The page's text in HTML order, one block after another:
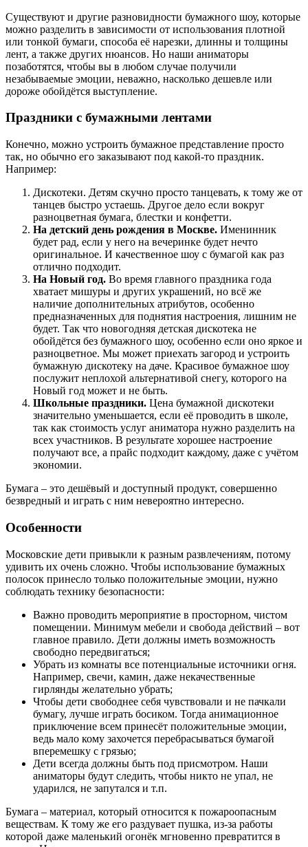
Существуют и другие разновидности бумажного шоу, которые
можно разделить в зависимости от использования плотной
или тонкой бумаги, способа её нарезки, длинны и толщины
лент, а также других нюансов. Но наши аниматоры
позаботятся, чтобы вы в любом случае получили
незабываемые эмоции, неважно, насколько дешевле или
дороже обойдётся выступление.
Праздники с бумажными лентами
Конечно, можно устроить бумажное представление просто
так, но обычно его заказывают под какой-то праздник.
Например:
Дискотеки. Детям скучно просто танцевать, к тому же от
танцев быстро устаешь. Другое дело если вокруг
разноцветная бумага, блестки и конфетти.
На детский день рождения в Москве. Именинник
будет рад, если у него на вечеринке будет нечто
оригинальное. И качественное шоу с бумагой как раз
отлично подходит.
На Новый год. Во время главного праздника года
хватает мишуры и других украшений, но всё же
наличие дополнительных атрибутов, особенно
предназначенных для поднятия настроения, лишним не
будет. Так что новогодняя детская дискотека не
обойдётся без бумажного шоу, особенно если оно яркое и
разноцветное. Мы может приехать загород и устроить
бумажную дискотеку на даче. Красивое бумажное шоу
послужит неплохой альтернативой снегу, которого на
Новый год может и не быть.
Школьные праздники. Цена бумажной дискотеки
значительно уменьшается, если её проводить в школе,
так как стоимость услуг аниматора нужно разделить на
всех участников. В результате хорошее настроение
получают все, а прайс подходит каждому, даже с учётом
экономии.
Бумага – это дешёвый и доступный продукт, совершенно
безвредный и играть с ним невероятно интересно.
Особенности
Московские дети привыкли к разным развлечениям, потому
удивить их очень сложно. Чтобы использование бумажных
полосок принесло только положительные эмоции, нужно
соблюдать технику безопасности:
Важно проводить мероприятие в просторном, чистом
помещении. Минимум мебели и свобода действий – вот
главное правило. Дети должны иметь возможность
свободно передвигаться;
Убрать из комнаты все потенциальные источники огня.
Например, свечи, камин, даже некачественные
гирлянды желательно убрать;
Чтобы дети свободнее себя чувствовали и не пачкали
бумагу, лучше играть босиком. Тогда анимационное
приключение всем принесёт положительные эмоции,
ведь мало кому захочется перебрасываться бумагой
вперемешку с грязью;
Дети всегда должны быть под присмотром. Наши
аниматоры будут следить, чтобы никто не упал, не
ударился, не запутался и т.п.
Бумага – материал, который относится к пожароопасным
веществам. К тому же его раздувает пушка, из-за работы
которой даже маленький огонёк мгновенно превратится в